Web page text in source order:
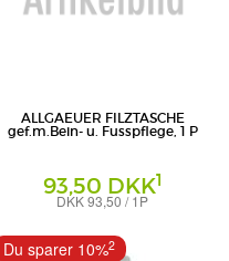
ALLGAEUER FILZTASCHE
gef.m.Bein- u. Fusspflege, 1 P
93,50 DKK1
DKK 93,50 / 1P
DR. THEISS NATURWAREN
Du sparer 10%2